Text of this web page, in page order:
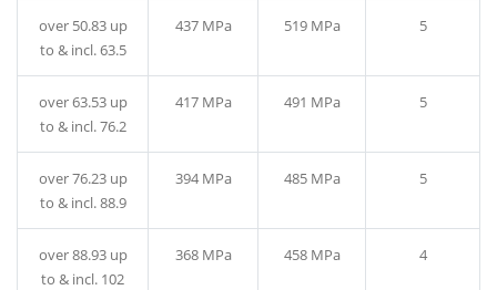
over 50.83 up
to & incl. 63.5
437 MPa 519 MPa 5
over 63.53 up
to & incl. 76.2
417 MPa 491 MPa 5
over 76.23 up
to & incl. 88.9
394 MPa 485 MPa 5
over 88.93 up
to & incl. 102
368 MPa 458 MPa 4